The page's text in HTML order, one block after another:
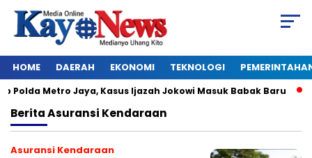
HOME DAERAH EKONOMI TEKNOLOGI
Metro Jaya, Kasus Ijazah Jokowi Masuk Babak Baru
BeritaAsuransi Kendaraan
Asuransi Kendaraan